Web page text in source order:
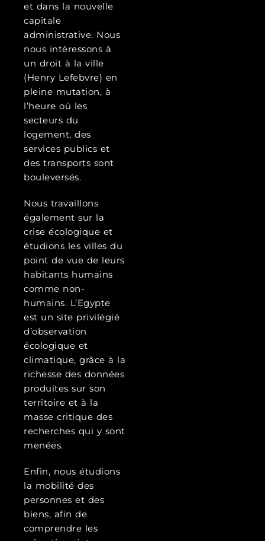
et dans la nouvelle
capitale
administrative. Nous
nous intéressons à
un droit à la ville
(Henry Lefebvre) en
pleine mutation, à
l’heure où les
secteurs du
logement, des
services publics et
des transports sont
bouleversés.
Nous travaillons
également sur la
crise écologique et
étudions les villes du
point de vue de leurs
habitants humains
comme non-
humains. L’Egypte
est un site privilégié
d’observation
écologique et
climatique, grâce à la
richesse des données
produites sur son
territoire et à la
masse critique des
recherches qui y sont
menées.
Enfin, nous étudions
la mobilité des
personnes et des
biens, afin de
comprendre les